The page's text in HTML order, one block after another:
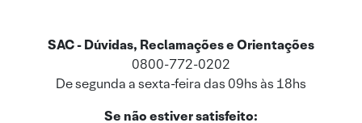
SAC - Dúvidas, Reclamações e Orientações
0800-772-0202
De segunda a sexta-feira das 09hs às 18hs
Se não estiver satisfeito: